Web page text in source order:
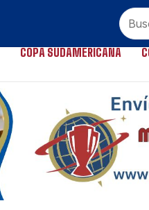
COPA SUDAMERICANA